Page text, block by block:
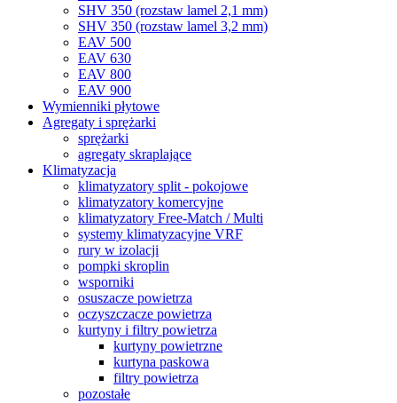
SHV 350 (rozstaw lamel 2,1 mm)
SHV 350 (rozstaw lamel 3,2 mm)
EAV 500
EAV 630
EAV 800
EAV 900
Wymienniki płytowe
Agregaty i sprężarki
sprężarki
agregaty skraplające
Klimatyzacja
klimatyzatory split - pokojowe
klimatyzatory komercyjne
klimatyzatory Free-Match / Multi
systemy klimatyzacyjne VRF
rury w izolacji
pompki skroplin
wsporniki
osuszacze powietrza
oczyszczacze powietrza
kurtyny i filtry powietrza
kurtyny powietrzne
kurtyna paskowa
filtry powietrza
pozostałe